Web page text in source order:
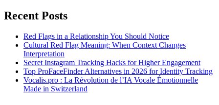
Recent Posts
Red Flags in a Relationship You Should Notice
Cultural Red Flag Meaning: When Context Changes
Interpretation
Secret Instagram Tracking Hacks for Higher Engagement
Top ProFaceFinder Alternatives in 2026 for Identity Tracking
Vocalis.pro : La Révolution de l’IA Vocale Émotionnelle
Made in Switzerland